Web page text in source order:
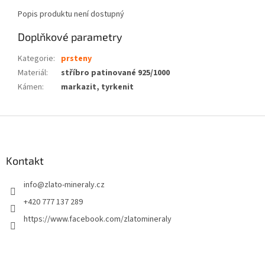
Popis produktu není dostupný
Doplňkové parametry
Kategorie: prsteny
Materiál:
stříbro patinované 925/1000
Kámen: markazit, tyrkenit
Kontakt
info@zlato-mineraly.cz
+420 777 137 289
https://www.facebook.com/zlatomineraly